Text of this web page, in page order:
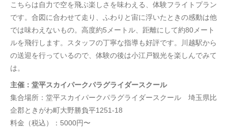
こちらは自力で空を飛ぶ楽しさを味わえる、体験フライトプラン
です。合図に合わせて走り、ふわりと宙に浮いたときの感動は他
では味わえないもの。高度約5メートル、距離にして約80メート
ルを飛行します。スタッフの丁寧な指導も好評です。川越駅から
の送迎を行っているので、体験の後は小江戸観光を楽しんでみて
は。
主催：堂平スカイパークパラグライダースクール
集合場所：堂平スカイパークパラグライダースクール 埼玉県比
企郡ときがわ町大野勝負平1251-18
料金（税込）：5000円〜